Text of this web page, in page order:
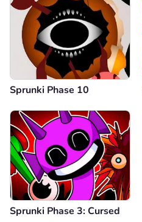
Sprunki Phase 10
Sprunki Phase 3: Cursed